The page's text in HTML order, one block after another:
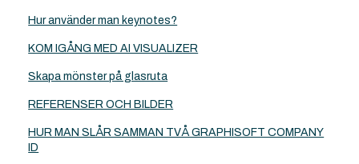
Hur använder man keynotes?
KOM IGÅNG MED AI VISUALIZER
Skapa mönster på glasruta
REFERENSER OCH BILDER
HUR MAN SLÅR SAMMAN TVÅ GRAPHISOFT COMPANY
ID